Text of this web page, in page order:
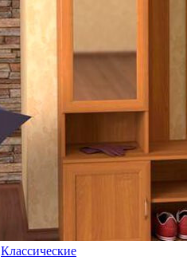
Классические